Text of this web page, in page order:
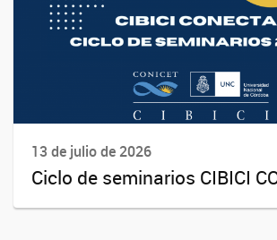
13 de julio de 2026
Ciclo de seminarios CIBICI